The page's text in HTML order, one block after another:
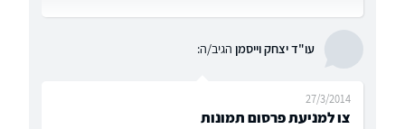
עו"ד יצחק וייסמן הגיב/ה:
צו למניעת פרסום תמונות
27/3/2014